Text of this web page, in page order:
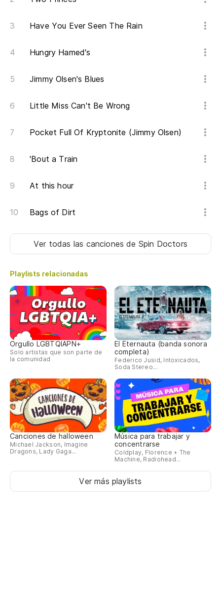
Have You Ever Seen The Rain
Hungry Hamed's
Jimmy Olsen's Blues
Little Miss Can't Be Wrong
Pocket Full Of Kryptonite (Jimmy Olsen)
'Bout a Train
At this hour
Bags of Dirt
Ver todas las cancionesde Spin Doctors
Playlists relacionadas
Orgullo LGBTQIAPN+
Solo artistas que son parte de
la comunidad
El Eternauta (banda sonora
completa)
Federico Jusid, Intoxicados,
Soda Stereo...
Canciones de halloween
Michael Jackson, Imagine
Dragons, Lady Gaga...
Música para trabajar y
concentrarse
Coldplay, Florence + The
Machine, Radiohead...
Ver más playlists